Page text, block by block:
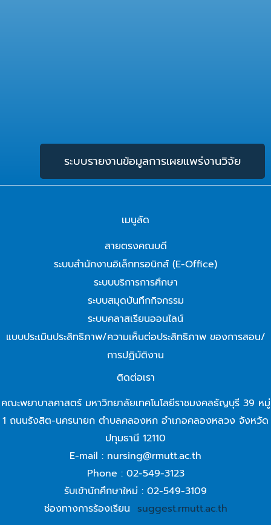
ระบบรายงานข้อมูลการเผยแพร่งานวิจัย
เมนูลัด
สายตรงคณบดี
ระบบสำนักงานอิเล็กทรอนิกส์ (E-Office)
ระบบบริการการศึกษา
ระบบสมุดบันทึกกิจกรรม
ระบบคลาสเรียนออนไลน์
แบบประเมินประสิทธิภาพ/ความเห็นต่อประสิทธิภาพ ของการสอน/
การปฏิบัติงาน
ติดต่อเรา
คณะพยาบาลศาสตร์ มหาวิทยาลัยเทคโนโลยีราชมงคลธัญบุรี 39 หมู่
1 ถนนรังสิต-นครนายก ตำบลคลองหก อำเภอคลองหลวง จังหวัด
ปทุมธานี 12110
E-mail : nursing@rmutt.ac.th
Phone : 02-549-3123
รับเข้านักศึกษาใหม่ : 02-549-3109
ช่องทางการร้องเรียน suggest.rmutt.ac.th